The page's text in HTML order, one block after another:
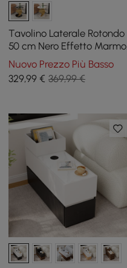
Tavolino Laterale Rotondo
50 cm Nero Effetto Marmo
con Base a Spirale Dorata
Nuovo Prezzo Più Basso
329,99 € 369,99 €